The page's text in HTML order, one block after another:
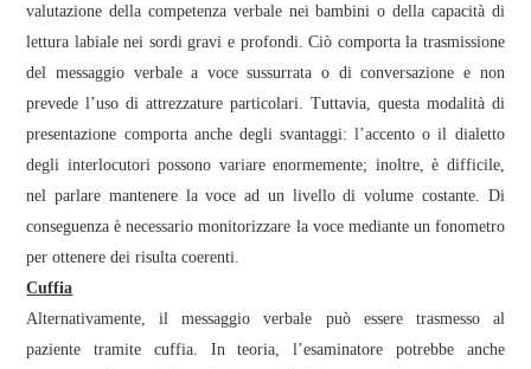
valutazione della competenza verbale nei bambini o della capacità di
lettura labiale nei sordi gravi e profondi. Ciò comporta la trasmissione
del messaggio verbale a voce sussurrata o di conversazione e non
prevede l’uso di attrezzature particolari. Tuttavia, questa modalità di
presentazione comporta anche degli svantaggi: l’accento o il dialetto
degli interlocutori possono variare enormemente; inoltre, è difficile,
nel parlare mantenere la voce ad un livello di volume costante. Di
conseguenza è necessario monitorizzare la voce mediante un fonometro
per ottenere dei risulta coerenti.
Cuffia
Alternativamente, il messaggio verbale può essere trasmesso al
paziente tramite cuffia. In teoria, l’esaminatore potrebbe anche